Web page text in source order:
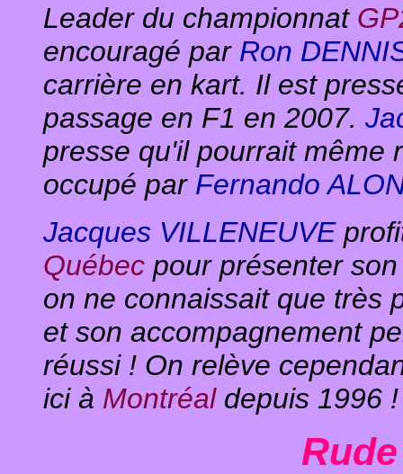
Leader du championnat
encouragé par Ron
carrière en kart. Il est
passage en F1 en 2007.
presse qu'il pourrait même
occupé parFernando
Jacques VILLENEUVE
Québec pour présenter
on ne connaissait que très
et son accompagnement
réussi ! On relève
ici à Montréaldepuis 1996 !